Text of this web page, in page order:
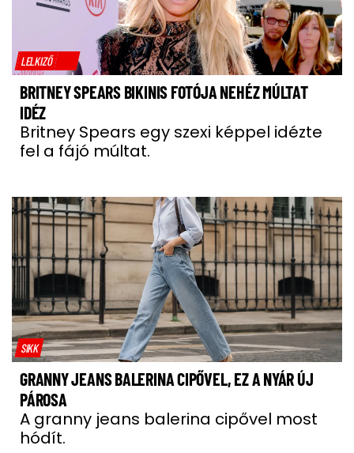
LELKIZŐ
BRITNEY SPEARS BIKINIS FOTÓJA NEHÉZ MÚLTAT
IDÉZ
Britney Spears egy szexi képpel idézte
fel a fájó múltat.
SIKK
GRANNY JEANS BALERINA CIPŐVEL, EZ A NYÁR ÚJ
PÁROSA
A granny jeans balerina cipővel most
hódít.